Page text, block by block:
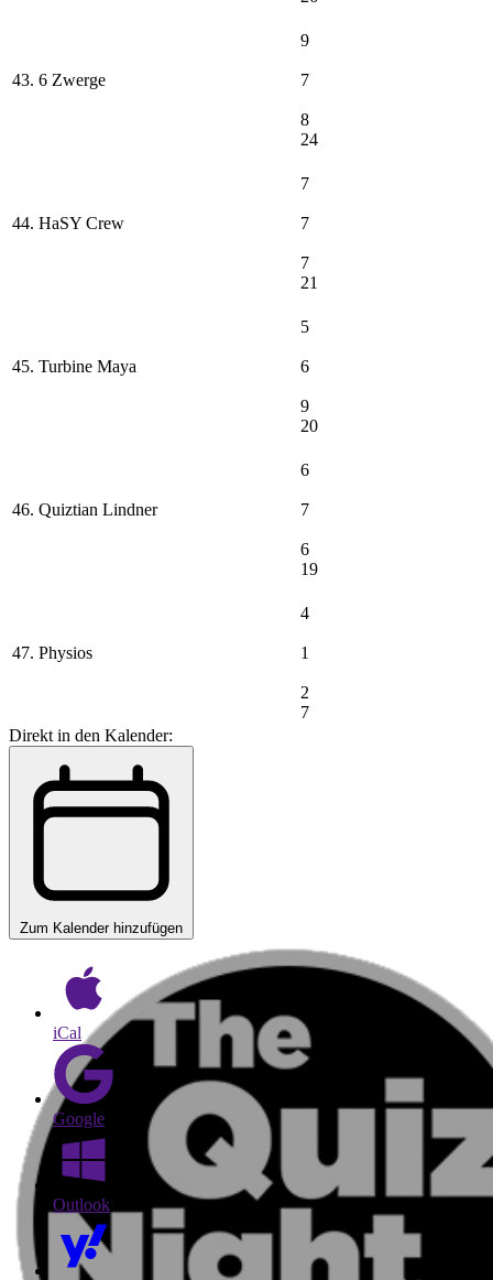
43. 6 Zwerge
9
7
8
24
44. HaSY Crew
7
7
7
21
45. Turbine Maya
5
6
9
20
46. Quiztian Lindner
6
7
6
19
47. Physios
4
1
2
7
Direkt in den Kalender:
Zum Kalender hinzufügen
iCal
Google
Outlook